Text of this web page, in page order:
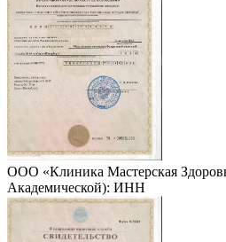
ООО «Клиника Мастерская
Академической): ИНН